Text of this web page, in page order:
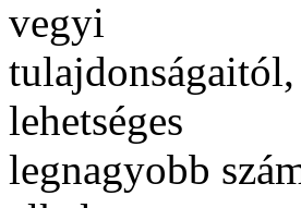
vegyi
lehetséges
legnagyobb